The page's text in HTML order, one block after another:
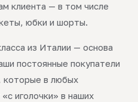
клиента — в том числе
юбки и шорты.
из Италии — основа
постоянные покупатели
которые в любых
иголочки» в наших